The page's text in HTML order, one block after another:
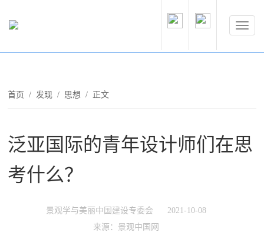
首页 /发现 / 思想 / 正文
泛亚国际的青年设计师们在思
考什么？
景观学与美丽中国建设专委会
2021-10-08
来源：景观中国网